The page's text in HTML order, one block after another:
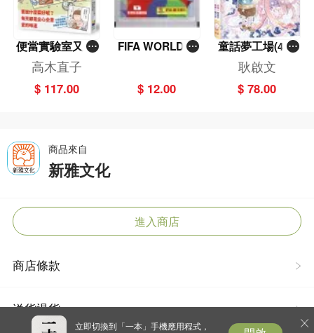
便當實驗室又開
張了——日日和
特別日的菜單挑
戰記
高木直子
$ 117.00
FIFA WORLD C
包）
$ 12.00
童話夢工場(40)
——織女下凡結
奇緣
耿啟文
$ 78.00
商品來自
新雅文化
進入商店
商店條款
送貨退貨
立即切換到「一本」手機應用程式，